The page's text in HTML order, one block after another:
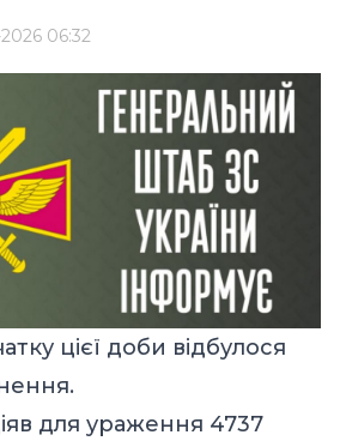
06:32
цієї доби відбулося
для ураження 4737